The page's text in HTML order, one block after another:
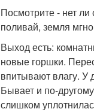
Посмотрите - нет ли
поливай, земля
Выход есть:
новые горшки.
впитывают влагу. У
Бывает и по-
слишком